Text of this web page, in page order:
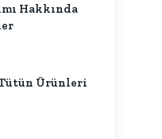
Hakkında
Ürünleri